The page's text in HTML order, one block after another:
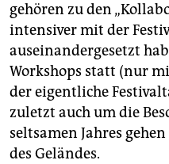
gehören zu den
intensiver mit der
auseinandergesetzt
Workshops statt (nur
der eigentliche
zuletzt auch um die
seltsamen Jahres
des Geländes.